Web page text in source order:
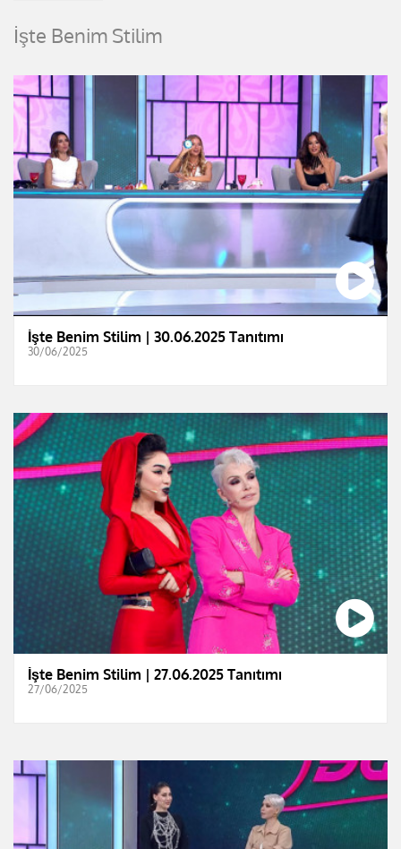
İşte Benim Stilim
İşte Benim Stilim | 30.06.2025 Tanıtımı
30/06/2025
İşte Benim Stilim | 27.06.2025 Tanıtımı
27/06/2025